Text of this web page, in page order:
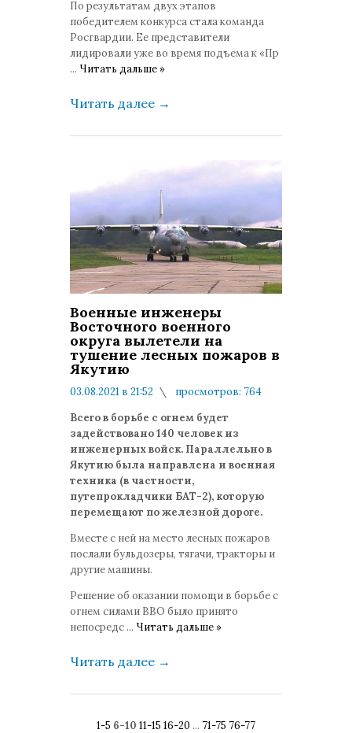
По результатам двух этапов
победителем конкурса стала команда
Росгвардии. Ее представители
лидировали уже во время подъема к «Пр
... Читать дальше »
Читать далее →
Военные инженеры
Восточного военного
округа вылетели на
тушение лесных пожаров в
Якутию
03.08.2021 в 21:52
просмотров: 764
Всего в борьбе с огнем будет
задействовано 140 человек из
инженерных войск. Параллельно в
Якутию была направлена и военная
техника (в частности,
путепрокладчики БАТ-2), которую
перемещают по железной дороге.
Вместе с ней на место лесных пожаров
послали бульдозеры, тягачи, тракторы и
другие машины.
Решение об оказании помощи в борьбе с
огнем силами ВВО было принято
непосредс ... Читать дальше »
Читать далее →
1-5 6-10 11-15 16-20 ... 71-75 76-77